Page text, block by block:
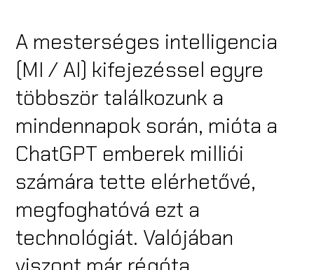
A mesterséges intelligencia
(MI / AI) kifejezéssel egyre
többször találkozunk a
mindennapok során, mióta a
ChatGPT emberek milliói
számára tette elérhetővé,
megfoghatóvá ezt a
technológiát. Valójában